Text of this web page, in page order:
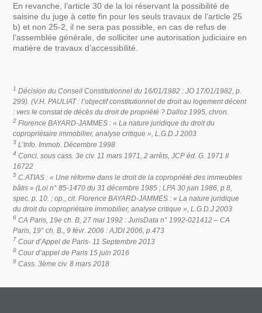
En revanche, l’article 30 de la loi réservant la possibilité de
saisine du juge à cette fin pour les seuls travaux de l’article 25
b) et non 25-2, il ne sera pas possible, en cas de refus de
l’assemblée générale, de solliciter une autorisation judiciaire en
matière de travaux d’accessibilité.
1 Décision du Conseil Constitutionnel du 16/01/1982 : JO 17/01/1982, p.
299). (V.H. PAULIAT : l’objectif constitutionnel de droit au logement décent
: vers le constat de décès du droit de propriété ? Dalloz 1995, chron.
2 Florence BAYARD-JAMMES : « La nature juridique du droit du
copropriétaire immobilier, analyse critique », L.G.D.J 2003
3 L’Info. Immob. Décembre 1998
4 Concl. sous cass. 3e civ. 11 mars 1971, 2 arrêts, JCP éd. G. 1971 II
16722
5 C.ATIAS : « Une réforme dans le droit de la copropriété des immeubles
bâtis » (Loi n° 85-1470 du 31 décembre 1985 ; LPA 30 juin 1986, p 8,
spec. p. 10. ; op., cit. Florence BAYARD-JAMMES : « La nature juridique
du droit du copropriétaire immobilier, analyse critique », L.G.D.J 2003
6 CA Paris, 19e ch. B, 27 mai 1992 : JurisData n° 1992-021412 – CA
Paris, 19° ch. B., 9 févr. 2006 : AJDI 2006, p.473
7 Cour d’Appel de Paris- 11 Septembre 2013
8 Cour d’appel de Paris 15 juin 2016
9 Cass. 3ème civ. 8 mars 2018